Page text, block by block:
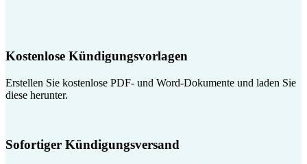
Kostenlose Kündigungsvorlagen
Erstellen Sie kostenlose PDF- und Word-Dokumente und laden Sie
diese herunter.
Sofortiger Kündigungsversand